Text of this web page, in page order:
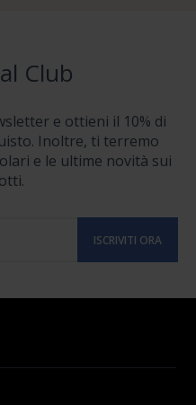
Club
e ottieni il 10% di
Inoltre, ti terremo
e le ultime novità sui